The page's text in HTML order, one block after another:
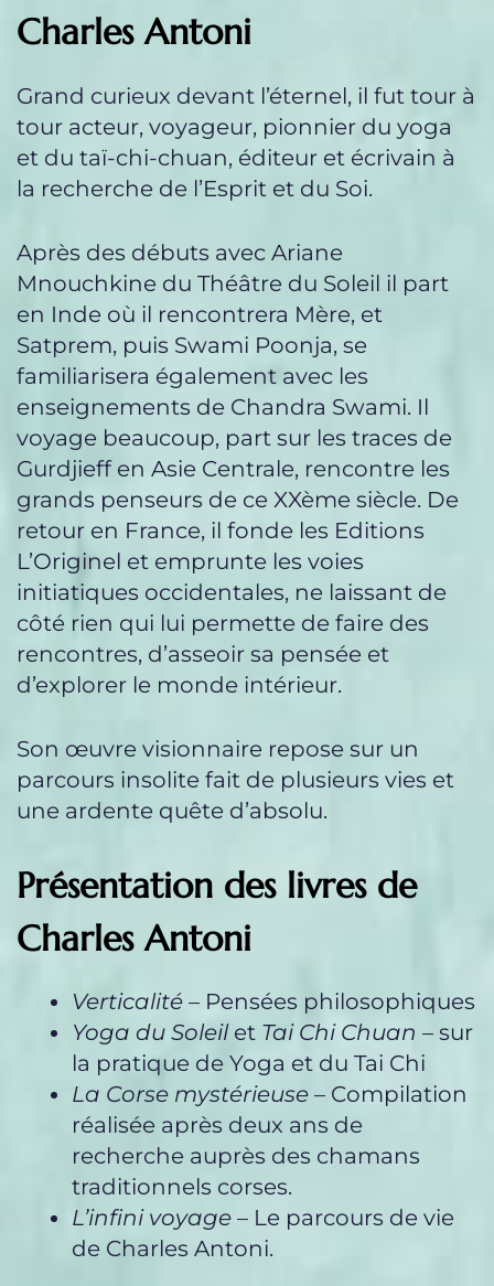
Charles Antoni
Grand curieux devant l’éternel, il fut tour à
tour acteur, voyageur, pionnier du yoga
et du taï-chi-chuan, éditeur et écrivain à
la recherche de l’Esprit et du Soi.
Après des débuts avec Ariane
Mnouchkine du Théâtre du Soleil il part
en Inde où il rencontrera Mère, et
Satprem, puis Swami Poonja, se
familiarisera également avec les
enseignements de Chandra Swami. Il
voyage beaucoup, part sur les traces de
Gurdjieff en Asie Centrale, rencontre les
grands penseurs de ce XXème siècle. De
retour en France, il fonde les Editions
L’Originel et emprunte les voies
initiatiques occidentales, ne laissant de
côté rien qui lui permette de faire des
rencontres, d’asseoir sa pensée et
d’explorer le monde intérieur.
Son œuvre visionnaire repose sur un
parcours insolite fait de plusieurs vies et
une ardente quête d’absolu.
Présentation des livres de
Charles Antoni
Verticalité – Pensées philosophiques
Yoga du Soleilet Tai Chi Chuan – sur
la pratique de Yoga et du Tai Chi
La Corse mystérieuse – Compilation
réalisée après deux ans de
recherche auprès des chamans
traditionnels corses.
L’infini voyage – Le parcours de vie
de Charles Antoni.